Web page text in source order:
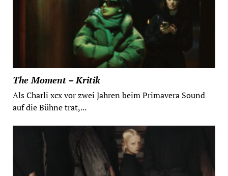
The Moment – Kritik
Als Charli xcx vor zwei Jahren beim Primavera Sound
auf die Bühne trat,...